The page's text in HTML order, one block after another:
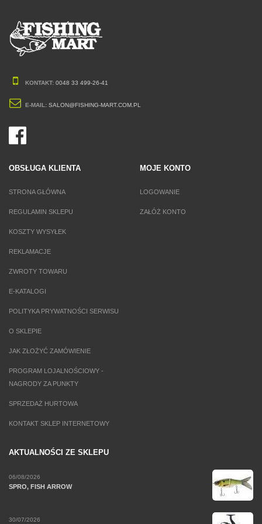
KONTAKT: 0048 33 499-26-41
E-MAIL: SALON@FISHING-MART.COM.PL
OBSŁUGA KLIENTA
STRONA GŁÓWNA
REGULAMIN SKLEPU
KOSZTY WYSYŁEK
REKLAMACJE
ZWROTY TOWARU
E-KATALOGI
POLITYKA PRYWATNOŚCI SERWISU
O SKLEPIE
JAK ZŁOŻYĆ ZAMÓWIENIE
PROGRAM LOJALNOŚCIOWY -
NAGRODY ZA PUNKTY
SPRZEDAŻ HURTOWA
KONTAKT SKLEP INTERNETOWY
MOJE KONTO
LOGOWANIE
ZAŁÓŻ KONTO
AKTUALNOŚCI ZE SKLEPU
06/08/2026
SPRO, FISH ARROW
30/07/2026